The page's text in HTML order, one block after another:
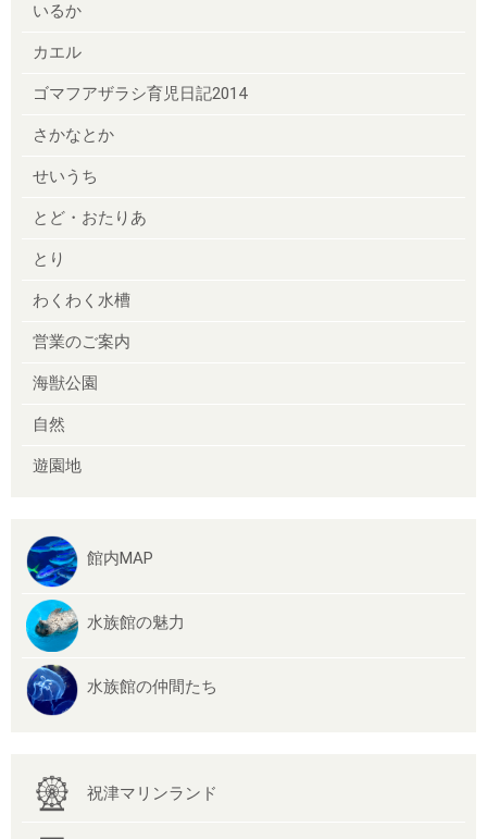
いるか
カエル
ゴマフアザラシ育児日記2014
さかなとか
せいうち
とど・おたりあ
とり
わくわく水槽
営業のご案内
海獣公園
自然
遊園地
館内MAP
水族館の魅力
水族館の仲間たち
祝津マリンランド